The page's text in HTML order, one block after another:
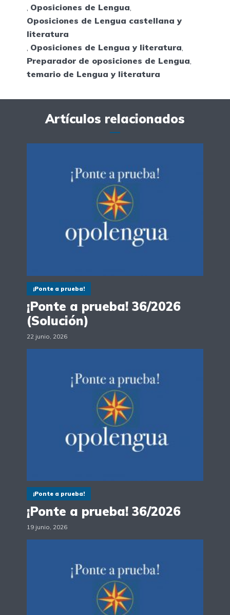
, Oposiciones de Lengua,
Oposiciones de Lengua castellana y
literatura
, Oposiciones de Lengua y literatura,
Preparador de oposiciones de Lengua,
temario de Lengua y literatura
Artículos relacionados
¡Ponte a prueba!
¡Ponte a prueba! 36/2026
(Solución)
22 junio, 2026
¡Ponte a prueba!
¡Ponte a prueba! 36/2026
19 junio, 2026